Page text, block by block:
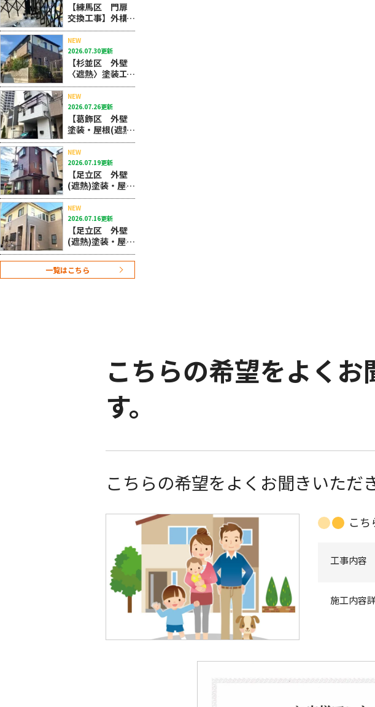
【練馬区 門扉
交換工事】外構
の不具合も深井
塗装におまかせ
ください！
NEW
2026.07.30更新
【杉並区 外壁
〈遮熱〉塗装工
事・屋根カバー
工法】タイル外
壁も屋根カバー
も深井塗装にお
任せください！
NEW
2026.07.26更新
【葛飾区 外壁
塗装・屋根(遮熱)
塗装工事】夏場
の暑さを軽減す
る明るめシルバ
ーグレイ採
用！！
NEW
2026.07.19更新
【足立区 外壁
(遮熱)塗装・屋根
(遮熱)塗装工事】
クリア検討も難
しくお色のご提
案させていただ
きました！
NEW
2026.07.16更新
【足立区 外壁
(遮熱)塗装・屋根
(遮熱)塗装工事】
12年保証仕様で
の外装改修事例
一覧はこちら
こちらの希望をよく
す。
こちらの希望をよくお聞きいただ
こち
工事内容
施工内容